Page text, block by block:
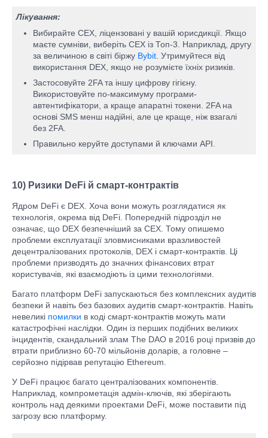
Лікування:
Вибирайте CEX, ліцензовані у вашій юрисдикції. Якщо
маєте сумніви, виберіть CEX із Топ-3. Наприклад, другу
за величиною в світі біржу Bybit . Утримуйтеся від
використання DEX, якщо не розумієте їхніх ризиків.
Застосовуйте 2FA та іншу цифрову гігієну.
Використовуйте по-максимуму програми-
автентифікатори, а краще апаратні токени. 2FA на
основі SMS менш надійні, але це краще, ніж взагалі
без 2FA.
Правильно керуйте доступами й ключами API.
10) Ризики DeFi й смарт-контрактів
Ядром DeFi є DEX. Хоча вони можуть розглядатися як
технологія, окрема від DeFi. Попередній підрозділ не
означає, що DEX безпечніший за CEX. Тому опишемо
проблеми експлуатації зловмисниками вразливостей
децентралізованих протоколів, DEX і смарт-контрактів. Ці
проблеми призводять до значних фінансових втрат
користувачів, які взаємодіють із цими технологіями.
Багато платформ DeFi запускаються без комплексних аудитів
безпеки й навіть без базових аудитів смарт-контрактів. Навіть
невеликі помилки в коді смарт-контрактів можуть мати
катастрофічні наслідки. Один із перших подібних великих
інцидентів, скандальний злам The DAO в 2016 році призвів до
втрати приблизно 60-70 мільйонів доларів, а головне –
серйозно підірвав репутацію Ethereum.
У DeFi працює багато централізованих компонентів.
Наприклад, компрометація адмін-ключів, які зберігають
контроль над деякими проектами DeFi, може поставити під
загрозу всю платформу.